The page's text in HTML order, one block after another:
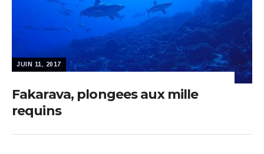
JUIN 11, 2017
Fakarava, plongees aux mille
requins